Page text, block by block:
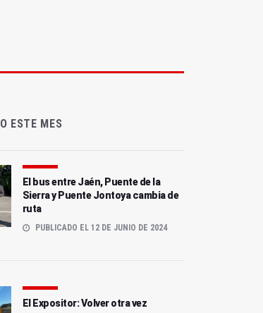
ESTE MES
El bus entre Jaén, Puente de la
Sierra y Puente Jontoya cambia de
ruta
PUBLICADO EL 12 DE JUNIO DE 2024
El Expositor: Volver otra vez